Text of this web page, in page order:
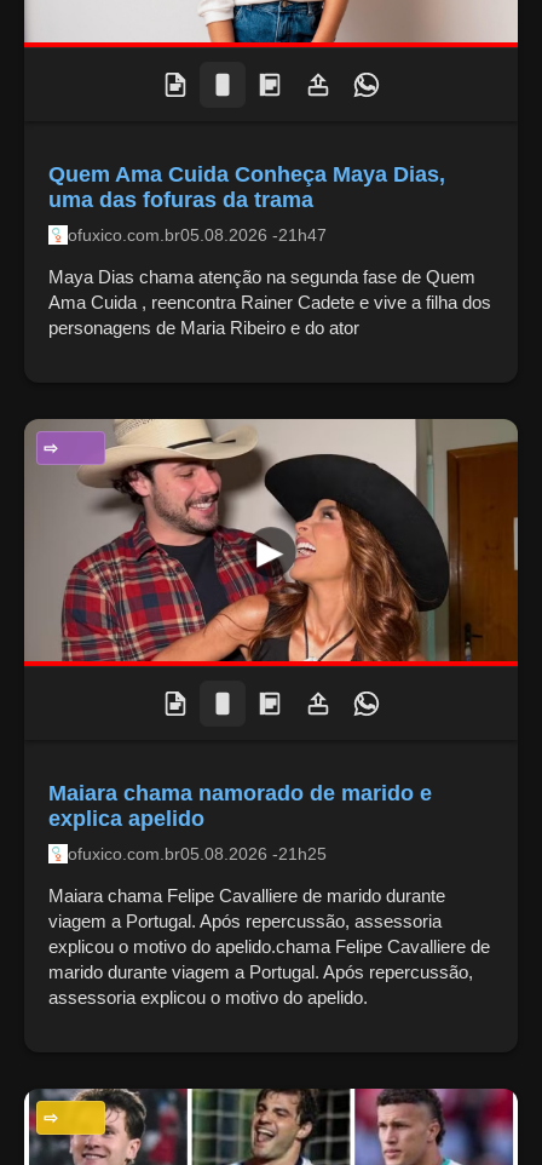
Quem Ama Cuida Conheça Maya Dias,
uma das fofuras da trama
ofuxico.com.br05.08.2026 -21h47
Maya Dias chama atenção na segunda fase de Quem
Ama Cuida , reencontra Rainer Cadete e vive a filha dos
personagens de Maria Ribeiro e do ator
ENTRETENIMENTO
Maiara chama namorado de marido e
explica apelido
ofuxico.com.br05.08.2026 -21h25
Maiara chama Felipe Cavalliere de marido durante
viagem a Portugal. Após repercussão, assessoria
explicou o motivo do apelido.chama Felipe Cavalliere de
marido durante viagem a Portugal. Após repercussão,
assessoria explicou o motivo do apelido.
ESPORTES